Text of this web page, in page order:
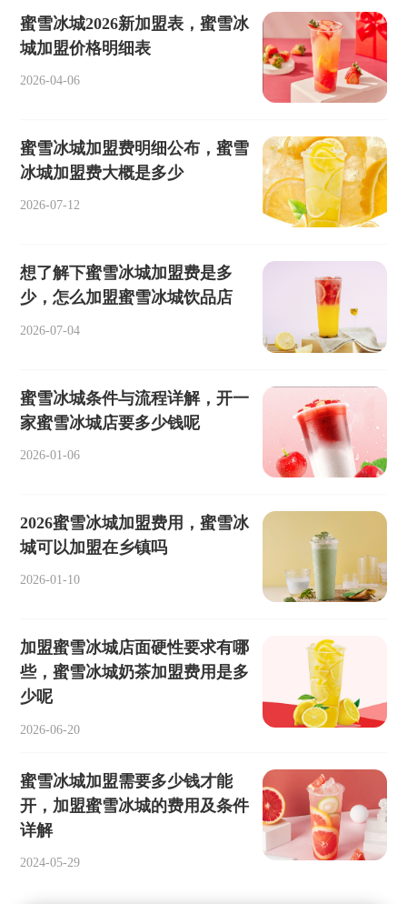
蜜雪冰城2026新加盟表，蜜雪冰
城加盟价格明细表
2026-04-06
蜜雪冰城加盟费明细公布，蜜雪
冰城加盟费大概是多少
2026-07-12
想了解下蜜雪冰城加盟费是多
少，怎么加盟蜜雪冰城饮品店
2026-07-04
蜜雪冰城条件与流程详解，开一
家蜜雪冰城店要多少钱呢
2026-01-06
2026蜜雪冰城加盟费用，蜜雪冰
城可以加盟在乡镇吗
2026-01-10
加盟蜜雪冰城店面硬性要求有哪
些，蜜雪冰城奶茶加盟费用是多
少呢
2026-06-20
蜜雪冰城加盟需要多少钱才能
开，加盟蜜雪冰城的费用及条件
详解
2024-05-29